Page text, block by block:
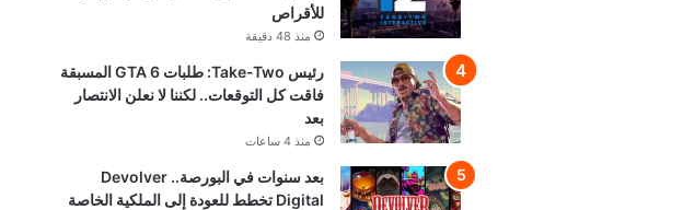
للأقراص
منذ 48 دقيقة
رئيس Take-Two: طلبات GTA 6 المسبقة
فاقت كل التوقعات.. لكننا لا نعلن الانتصار
بعد
منذ 4 ساعات
بعد سنوات في البورصة.. Devolver
Digital تخطط للعودة إلى الملكية الخاصة